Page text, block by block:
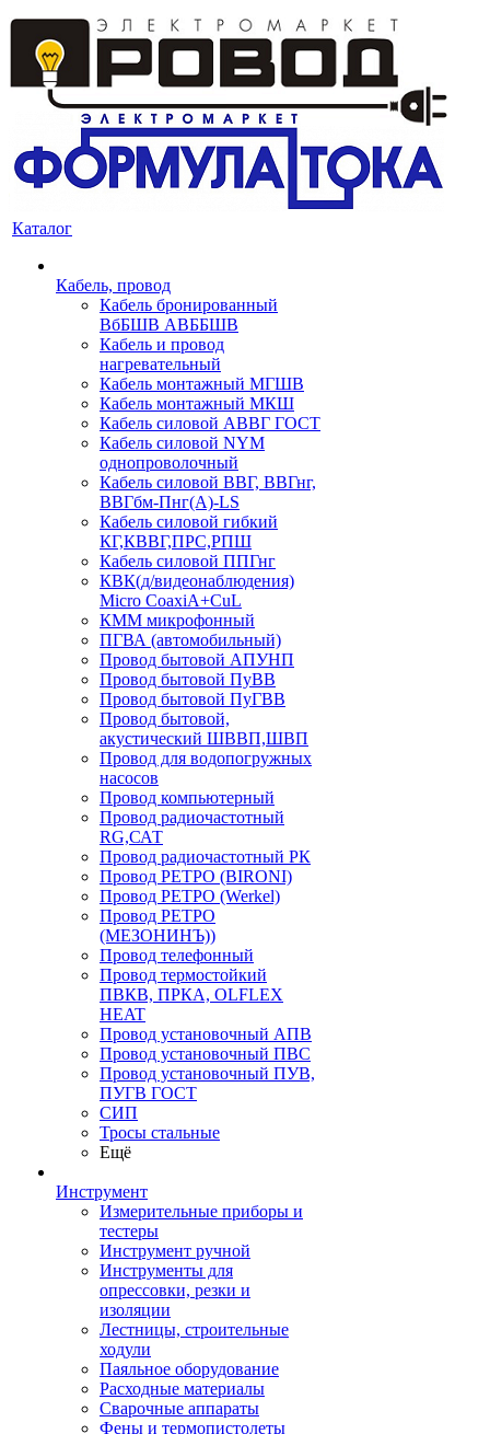
Каталог
Кабель, провод
Кабель бронированный
ВбБШВ АВББШВ
Кабель и провод
нагревательный
Кабель монтажный МГШВ
Кабель монтажный МКШ
Кабель силовой АВВГ ГОСТ
Кабель силовой NYM
однопроволочный
Кабель силовой ВВГ, ВВГнг,
ВВГбм-Пнг(А)-LS
Кабель силовой гибкий
КГ,КВВГ,ПРС,РПШ
Кабель силовой ППГнг
КВК(д/видеонаблюдения)
Micro CoaxiA+CuL
КММ микрофонный
ПГВА (автомобильный)
Провод бытовой АПУНП
Провод бытовой ПуВВ
Провод бытовой ПуГВВ
Провод бытовой,
акустический ШВВП,ШВП
Провод для водопогружных
насосов
Провод компьютерный
Провод радиочастотный
RG,САТ
Провод радиочастотный РК
Провод РЕТРО (BIRONI)
Провод РЕТРО (Werkel)
Провод РЕТРО
(МЕЗОНИНЪ))
Провод телефонный
Провод термостойкий
ПВКВ, ПРКА, OLFLEX
HEAT
Провод установочный АПВ
Провод установочный ПВС
Провод установочный ПУВ,
ПУГВ ГОСТ
СИП
Тросы стальные
Ещё
Инструмент
Измерительные приборы и
тестеры
Инструмент ручной
Инструменты для
опрессовки, резки и
изоляции
Лестницы, строительные
ходули
Паяльное оборудование
Расходные материалы
Сварочные аппараты
Фены и термопистолеты